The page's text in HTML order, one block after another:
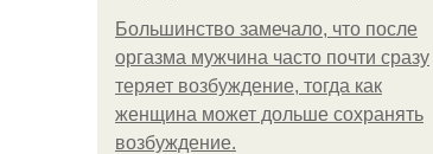
Большинство замечало, что после
оргазма мужчина часто почти сразу
теряет возбуждение, тогда как
женщина может дольше сохранять
возбуждение.